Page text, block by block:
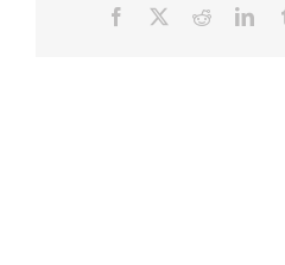
Facebook Reddit